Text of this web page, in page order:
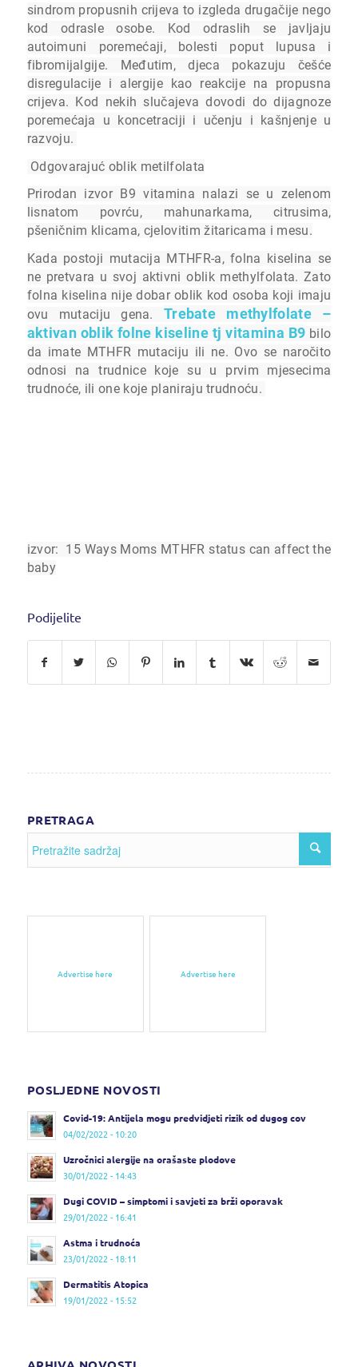
sindrom propusnih crijeva to izgleda drugačije nego
kod odrasle osobe. Kod odraslih se javljaju
autoimuni poremećaji, bolesti poput lupusa i
fibromijalgije. Međutim, djeca pokazuju češće
disregulacije i alergije kao reakcije na propusna
crijeva. Kod nekih slučajeva dovodi do dijagnoze
poremećaja u koncetraciji i učenju i kašnjenje u
razvoju.
Odgovarajuć oblik metilfolata
Prirodan izvor B9 vitamina nalazi se u zelenom
lisnatom povrću, mahunarkama, citrusima,
pšeničnim klicama, cjelovitim žitaricama i mesu.
Kada postoji mutacija MTHFR-a, folna kiselina se
ne pretvara u svoj aktivni oblik methylfolata. Zato
folna kiselina nije dobar oblik kod osoba koji imaju
ovu mutaciju gena.
Trebate methylfolate –
aktivan oblik folne kiseline tj vitamina B9 bilo
da imate MTHFR mutaciju ili ne. Ovo se naročito
odnosi na trudnice koje su u prvim mjesecima
trudnoće, ili one koje planiraju trudnoću.
izvor: 15 Ways Moms MTHFR status can affect the
baby
Podijelite
PRETRAGA
Advertise here Advertise here
POSLJEDNE NOVOSTI
Covid-19: Antijela mogu predvidjeti rizik od dugog cov
04/02/2022 - 10:20
Uzročnici alergije na orašaste plodove
30/01/2022 - 14:43
Dugi COVID – simptomi i savjeti za brži oporavak
29/01/2022 - 16:41
Astma i trudnoća
23/01/2022 - 18:11
Dermatitis Atopica
19/01/2022 - 15:52